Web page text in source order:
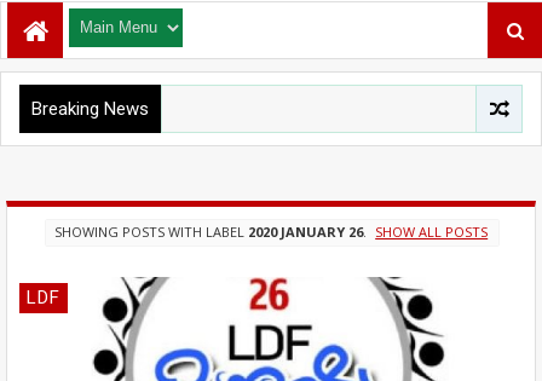
Breaking News
SHOWING POSTS WITH LABEL 2020 JANUARY 26. SHOW ALL POSTS
LDF